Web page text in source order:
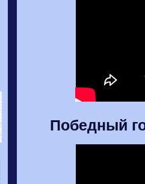
Победный